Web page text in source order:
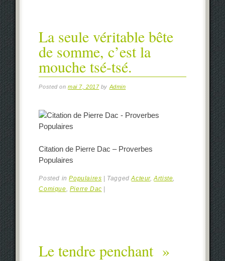
La seule véritable bête
de somme, c’est la
mouche tsé-tsé.
Posted onmai 7, 2017 by Admin
Citation de Pierre Dac – Proverbes
Populaires
Posted inPopulaires | TaggedActeur,Artiste
Comique Pierre Dac |
Le tendre penchant »